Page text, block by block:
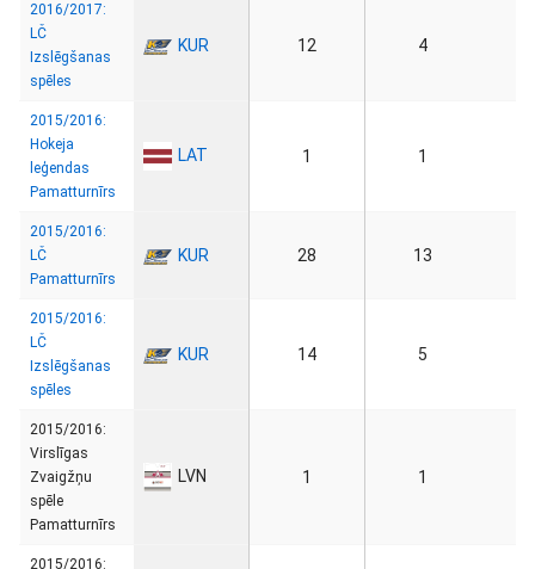
2016/2017:
LČ
Izslēgšanas
spēles
KUR 12 4
2015/2016:
Hokeja
leģendas
Pamatturnīrs
LAT 1 1
2015/2016:
LČ
Pamatturnīrs
KUR 28 13
2015/2016:
LČ
Izslēgšanas
spēles
KUR 14 5
2015/2016:
Virslīgas
Zvaigžņu
spēle
Pamatturnīrs
LVN 1 1
2015/2016: